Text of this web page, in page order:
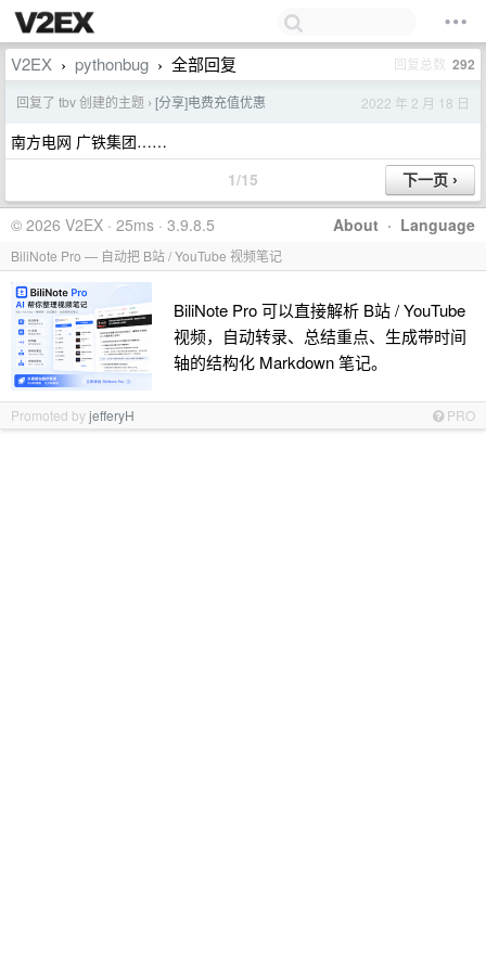
V2EX › pythonbug › 全部回复 回复总数 292
回复了 tbv 创建的主题 › [分享]电费充值优惠 2022 年 2 月 18 日
南方电网 广铁集团……
1/15
About · Language
© 2026 V2EX · 25ms · 3.9.8.5
BiliNote Pro — 自动把 B站 / YouTube 视频笔记
BiliNote Pro 可以直接解析 B站 / YouTube
视频，自动转录、总结重点、生成带时间
轴的结构化 Markdown 笔记。
Promoted byjefferyH PRO